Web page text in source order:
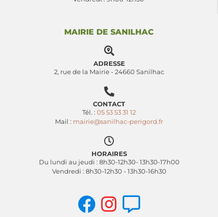
MAIRIE DE SANILHAC
ADRESSE
2, rue de la Mairie - 24660 Sanilhac
CONTACT
Tél. : 05 53 53 31 12
Mail : mairie@sanilhac-perigord.fr
HORAIRES
Du lundi au jeudi : 8h30-12h30- 13h30-17h00
Vendredi : 8h30-12h30 - 13h30-16h30